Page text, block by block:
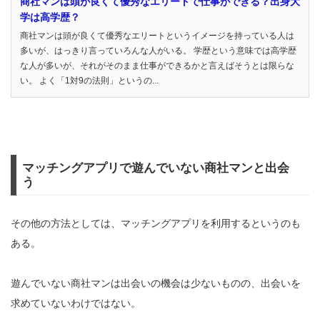
学は高学歴？
商社マンは頭が良くて優秀なエリートというイメージを持っている人は
多いが、はっきり言っていろんな人がいる。 学歴という意味では高学歴
な人が多いが、それがそのまま仕事ができるかと言えばそうとは限らな
い。 よく「1対9の法則」というの...
マッチングアプリで遊んでいない商社マンと出会
う
その他の方法としては、マッチングアプリを利用するというのも
ある。
遊んでいない商社マンは出会いの機会は少ないものの、出会いを
求めていないわけではない。